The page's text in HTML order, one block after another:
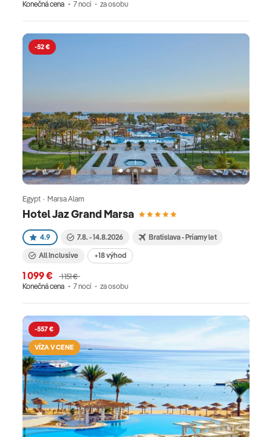
Konečná cena
7 nocí za osobu
-52 €
Hotel Jaz Grand Marsa
Egypt · Marsa Alam
4.9 7.8. - 14.8.2026 Bratislava - Priamy let
All Inclusive +18 výhod
1 099 €
1 151 €
Konečná cena
7 nocí za osobu
-557 €
VÍZA V CENE